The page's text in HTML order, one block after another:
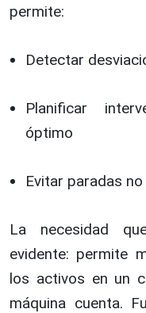
permite:
Detectar
Planificar
óptimo
Evitar paradas
La necesidad
evidente: permite
los activos en un
máquina cuenta.